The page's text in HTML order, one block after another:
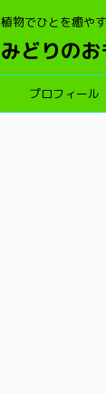
植物でひとを癒や
みどりの
プロフィール